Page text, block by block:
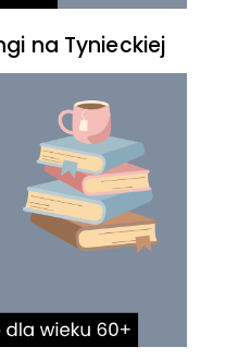
na Tynieckiej